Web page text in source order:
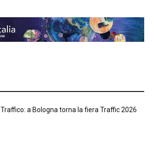
Traffico: a Bologna torna la fiera Traffic 2026